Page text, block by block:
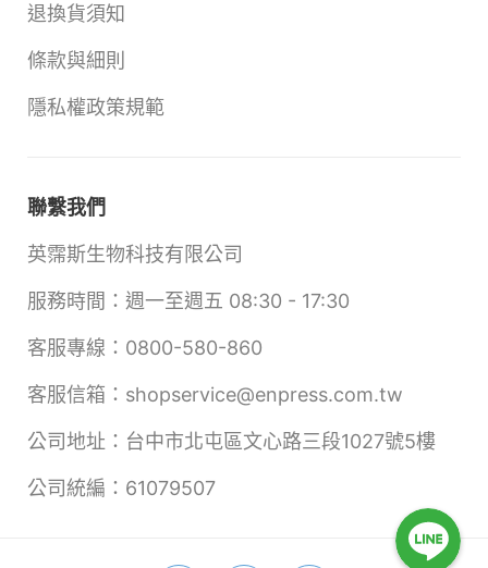
退換貨須知
條款與細則
隱私權政策規範
聯繫我們
英霈斯生物科技有限公司
服務時間：週一至週五 08:30 - 17:30
客服專線：0800-580-860
客服信箱：shopservice@enpress.com.tw
公司地址：台中市北屯區文心路三段1027號5樓
公司統編：61079507